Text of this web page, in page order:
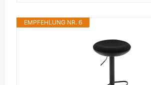
EMPFEHLUNG NR. 6